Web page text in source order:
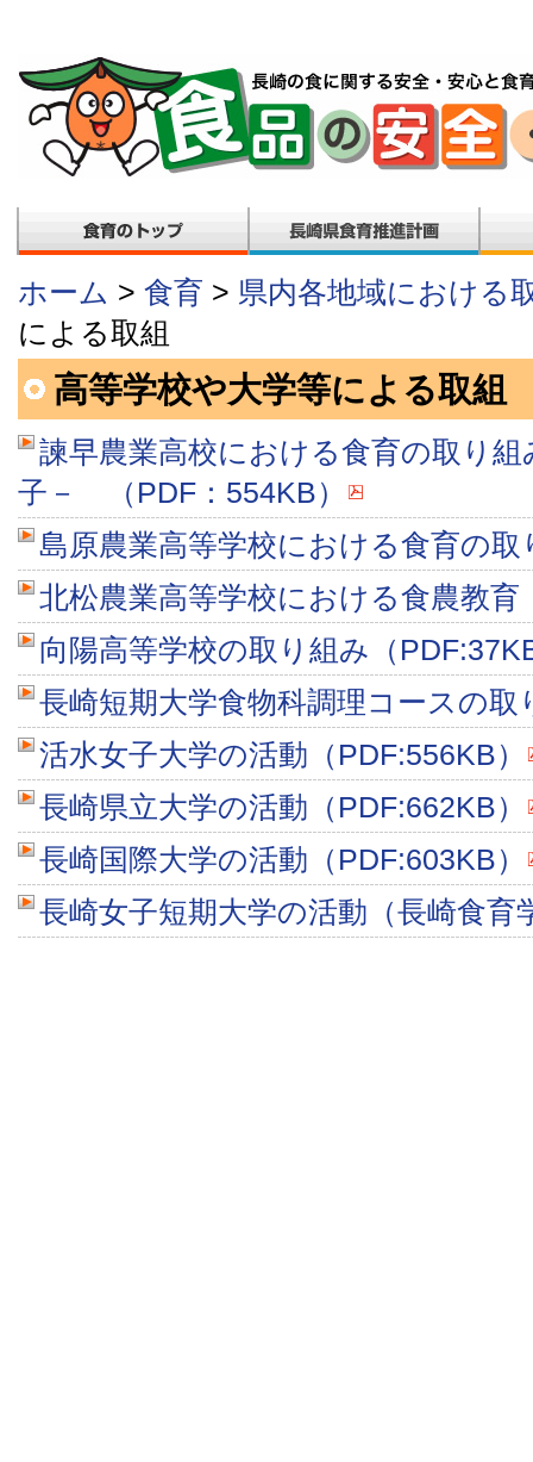
ホーム > 食育 > 県内各地域における
による取組
高等学校や大学等による取組
諫早農業高校における食育の取り
子－ （PDF：554KB）
島原農業高等学校における食育の
北松農業高等学校における食農教育
向陽高等学校の取り組み（
長崎短期大学食物科調理コースの取
活水女子大学の活動（PDF:556KB）
長崎県立大学の活動（PDF:662KB）
長崎国際大学の活動（PDF:603KB）
長崎女子短期大学の活動（長崎食育